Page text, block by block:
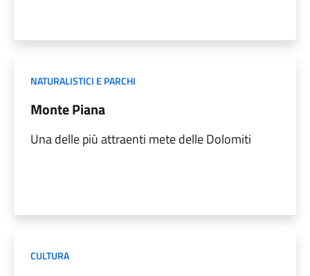
NATURALISTICI E PARCHI
Monte Piana
Una delle più attraenti mete delle Dolomiti
CULTURA